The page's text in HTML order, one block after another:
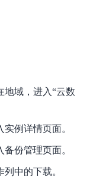
地域，进入“云数
例详情页面。
份管理页面。
中的下载。